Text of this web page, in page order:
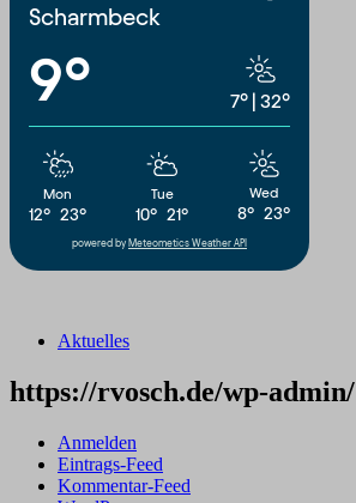
Scharmbeck
9° 7° 32°
Mon
12° 23°
Tue
10° 21°
Wed
8° 23°
powered by Meteometics Weather API
Aktuelles
https://rvosch.de/wp-admin/
Anmelden
Eintrags-Feed
Kommentar-Feed